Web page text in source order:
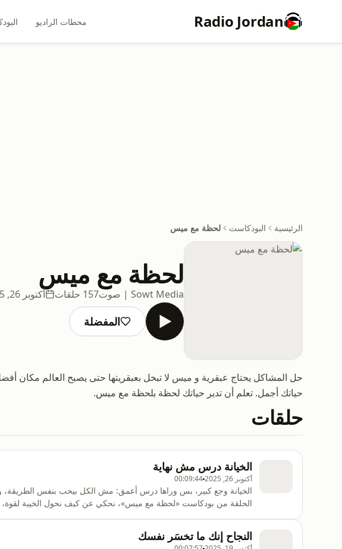
Radio Jordan محطات الراديو
الرئيسية البودكاست لحظة مع ميس
لحظة مع ميس
Sowt Media | صوت 157 حلقات أكتوبر 26, 2025
المفضلة
حل المشاكل يحتاج عبقرية و ميس لا تبخل بعبقريتها حتى يصبح العالم مكان
حياتك أجمل. تعلم أن تدير حياتك لحظة بلحظة مع ميس.
حلقات
الخيانة درس مش نهاية
أكتوبر 26, 2025 00:09:44
الخيانة وجع كبير، بس وراها درس أعمق: مش الكل بيحب بنفس
الحلقة من بودكاست «لحظة مع ميس»، نحكي عن كيف نحول الخيبة لقوة،
:استخدموا بروموكود الخصمتاب
النجاح إنك ما تخسَر نفسك